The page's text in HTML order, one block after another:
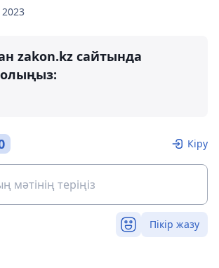
zakon.kz сайтында
Кіру
Пікір жазу